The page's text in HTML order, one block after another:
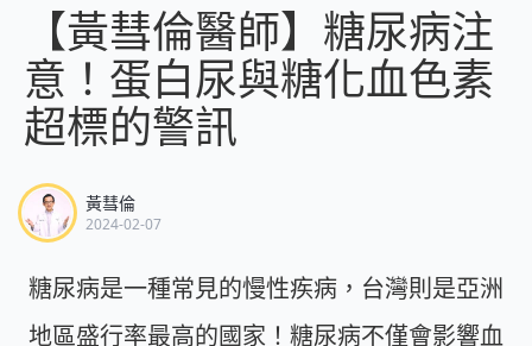
【黃彗倫醫師】糖尿病注
意！蛋白尿與糖化血色素
超標的警訊
黃彗倫
2024-02-07
糖尿病是一種常見的慢性疾病，台灣則是亞洲
地區盛行率最高的國家！糖尿病不僅會影響血